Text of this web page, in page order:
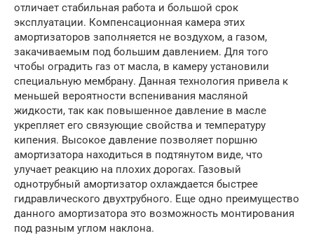
отличает стабильная работа и большой срок
эксплуатации. Компенсационная камера этих
амортизаторов заполняется не воздухом, а газом,
закачиваемым под большим давлением. Для того
чтобы оградить газ от масла, в камеру установили
специальную мембрану. Данная технология привела к
меньшей вероятности вспенивания масляной
жидкости, так как повышенное давление в масле
укрепляет его связующие свойства и температуру
кипения. Высокое давление позволяет поршню
амортизатора находиться в подтянутом виде, что
улучает реакцию на плохих дорогах. Газовый
однотрубный амортизатор охлаждается быстрее
гидравлического двухтрубного. Еще одно преимущество
данного амортизатора это возможность монтирования
под разным углом наклона.